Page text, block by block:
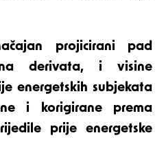
projicirani pad
derivata, i visine
energetskih subjekata
i korigirane prema
prije energetske